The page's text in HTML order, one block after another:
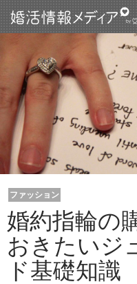
コンテントスキップ
ファッション
婚約指輪の
おきたいジ
ド基礎知識